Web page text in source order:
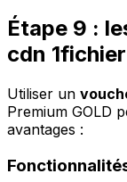
Étape 9 :
cdn 1fichier
Utiliser un
Premium GOLD
avantages :